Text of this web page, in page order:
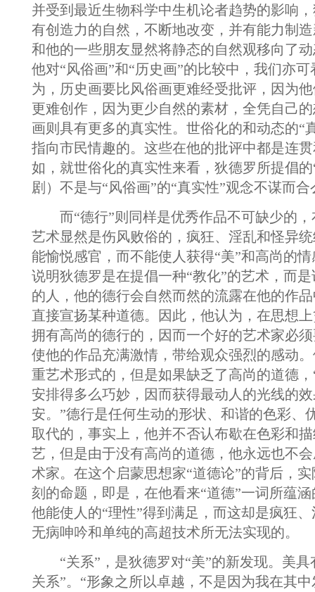
并受到最近生物科学中生机论者趋势的影响
有创造力的自然，不断地改变，并有能力制
和他的一些朋友显然将静态的自然观移向了
他对“风俗画”和“历史画”的比较中，我们亦
为，历史画要比风俗画更难经受批评，因为
更难创作，因为更少自然的素材，全凭自己
画则具有更多的真实性。世俗化的和动态的“
指向市民情趣的。这些在他的批评中都是连
如，就世俗化的真实性来看，狄德罗所提倡
剧）不是与“风俗画”的“真实性”观念不谋而合
而“德行”则同样是优秀作品不可缺少的，
艺术显然是伤风败俗的，疯狂、淫乱和怪异
能愉悦感官，而不能使人获得“美”和高尚的
说明狄德罗是在提倡一种“教化”的艺术，而
的人，他的德行会自然而然的流露在他的作
直接宣扬某种道德。因此，他认为，在思想
拥有高尚的德行的，因而一个好的艺术家必
使他的作品充满激情，带给观众强烈的感动
重艺术形式的，但是如果缺乏了高尚的道德
安排得多么巧妙，因而获得最动人的光线的
安。”德行是任何生动的形状、和谐的色彩、
取代的，事实上，他并不否认布歇在色彩和
艺，但是由于没有高尚的道德，他永远也不
术家。在这个启蒙思想家“道德论”的背后，
刻的命题，即是，在他看来“道德”一词所蕴
他能使人的“理性”得到满足，而这却是疯狂
无病呻吟和单纯的高超技术所无法实现的。
“关系”，是狄德罗对“美”的新发现。美具
关系”。“形象之所以卓越，不是因为我在其